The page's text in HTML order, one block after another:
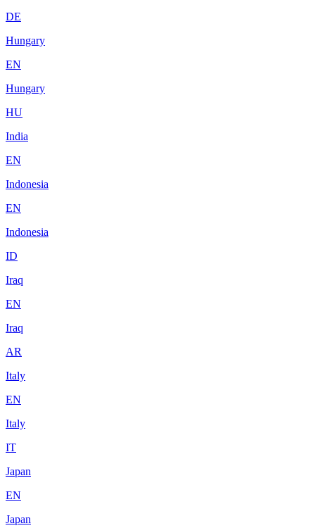
DE
Hungary
EN
Hungary
HU
India
EN
Indonesia
EN
Indonesia
ID
Iraq
EN
Iraq
AR
Italy
EN
Italy
IT
Japan
EN
Japan